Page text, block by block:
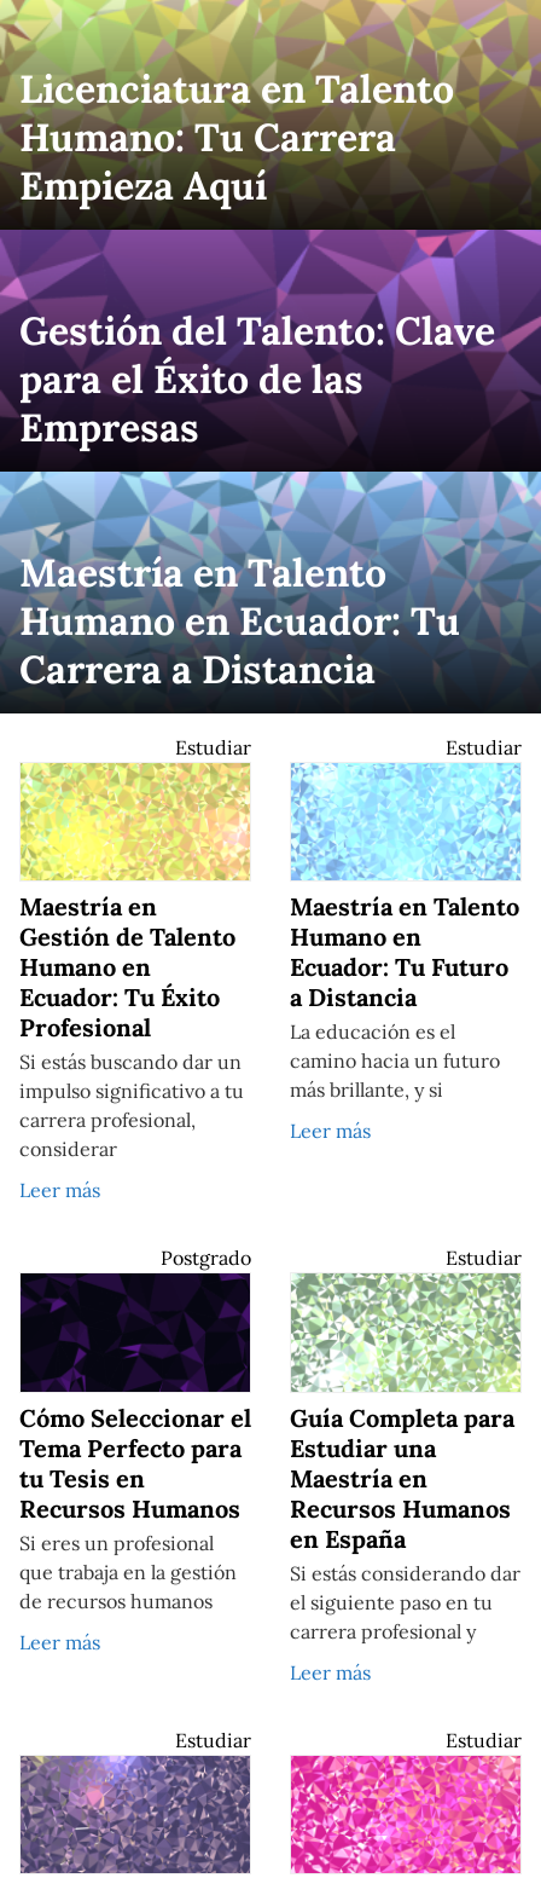
Licenciatura en Talento
Humano: Tu Carrera
Empieza Aquí
Gestión del Talento: Clave
para el Éxito de las
Empresas
Maestría en Talento
Humano en Ecuador: Tu
Carrera a Distancia
Estudiar
Maestría en
Gestión de Talento
Humano en
Ecuador: Tu Éxito
Profesional
Si estás buscando dar un
impulso significativo a tu
carrera profesional,
considerar
Leer más
Estudiar
Maestría en Talento
Humano en
Ecuador: Tu Futuro
a Distancia
La educación es el
camino hacia un futuro
más brillante, y si
Leer más
Postgrado
Cómo Seleccionar el
Tema Perfecto para
tu Tesis en
Recursos Humanos
Si eres un profesional
que trabaja en la gestión
de recursos humanos
Leer más
Estudiar
Guía Completa para
Estudiar una
Maestría en
Recursos Humanos
en España
Si estás considerando dar
el siguiente paso en tu
carrera profesional y
Leer más
Estudiar Estudiar